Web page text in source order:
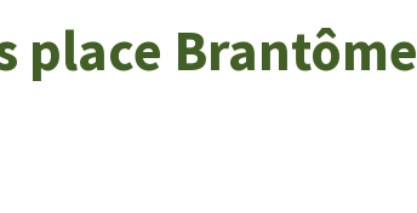
place Brantôme